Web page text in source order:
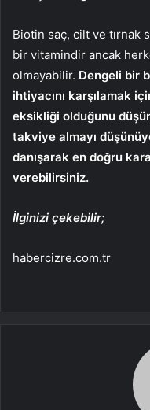
Biotin saç, cilt ve tırnak
bir vitamindir ancak
olmayabilir. Dengeli bir
ihtiyacını karşılamak
eksikliği olduğunu
takviye almayı
danışarak en doğru
verebilirsiniz.
İlginizi çekebilir;
habercizre.com.tr